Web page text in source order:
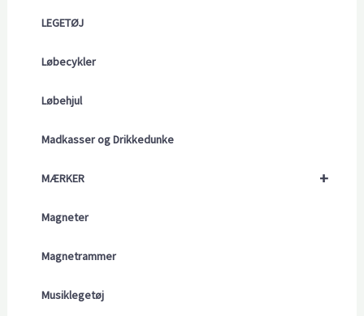
LEGETØJ
Løbecykler
Løbehjul
Madkasser og Drikkedunke
+
MÆRKER
Magneter
Magnetrammer
Musiklegetøj